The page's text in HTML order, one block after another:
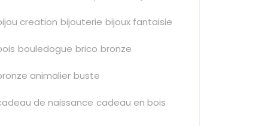
creation bijouterie bijoux fantaisie
bouledogue brico bronze
animalier buste
de naissance cadeau en bois